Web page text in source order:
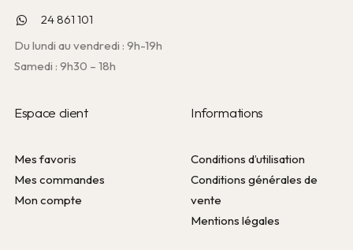
24 861 101
Du lundi au vendredi : 9h-19h
Samedi : 9h30 – 18h
Espace client
Mes favoris
Mes commandes
Mon compte
Informations
Conditions d’utilisation
Conditions générales de
vente
Mentions légales